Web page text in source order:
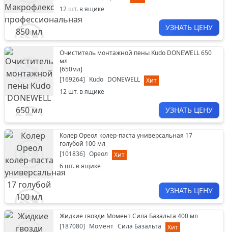
12 шт. в ящике
УЗНАТЬ ЦЕНУ
Очиститель монтажной пены Kudo DONEWELL 650
мл
[650мл]
[169264] Kudo DONEWELL
Хит
12 шт. в ящике
УЗНАТЬ ЦЕНУ
Колер Ореол колер-паста универсальная 17
голубой 100 мл
[101836] Ореол
Хит
6 шт. в ящике
УЗНАТЬ ЦЕНУ
Жидкие гвозди Момент Сила Базальта 400 мл
[187080] Момент Сила Базальта
Хит